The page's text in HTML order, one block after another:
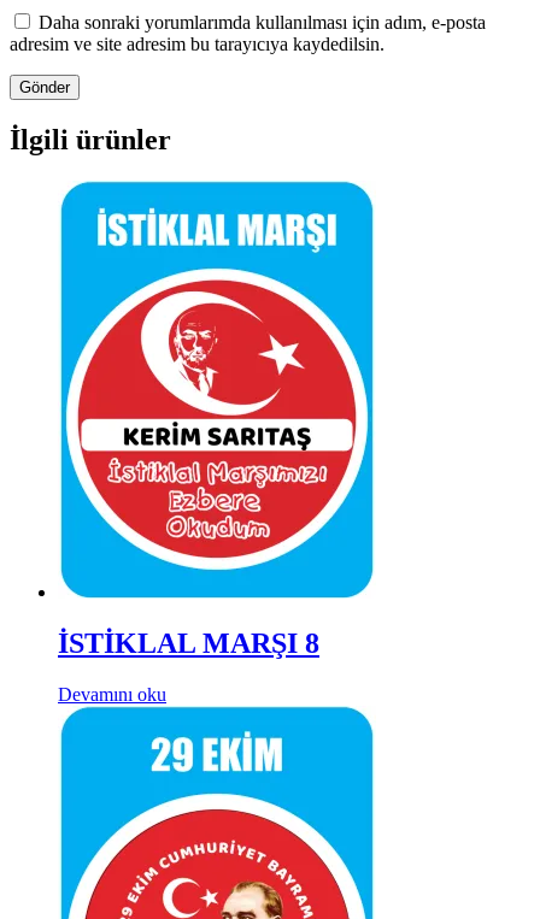
Daha sonraki yorumlarımda kullanılması için adım, e-posta
adresim ve site adresim bu tarayıcıya kaydedilsin.
İlgili ürünler
İSTİKLAL MARŞI 8
Devamını oku